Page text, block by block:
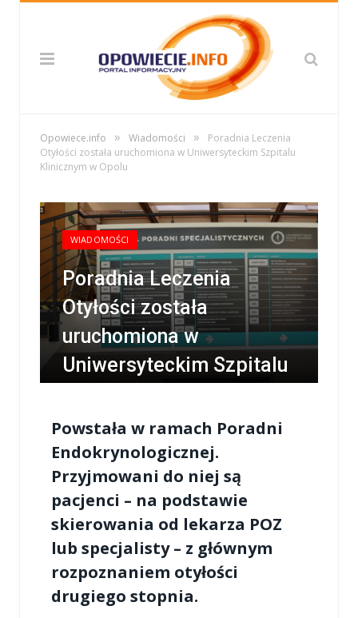
Opowiece.info » Wiadomości »
Poradnia Leczenia
Otyłości została uruchomiona w Uniwersyteckim Szpitalu
Klinicznym w Opolu
WIADOMOŚCI
Poradnia Leczenia
Otyłości została
uruchomiona w
Uniwersyteckim Szpitalu
/ LESZEK MYCZKA / 17 PAŹDZIERNIKA 2023 / 11:33
0 COMMENTS
Powstała w ramach Poradni
Endokrynologicznej.
Przyjmowani do niej są
pacjenci – na podstawie
skierowania od lekarza POZ
lub specjalisty – z głównym
rozpoznaniem otyłości
drugiego stopnia.